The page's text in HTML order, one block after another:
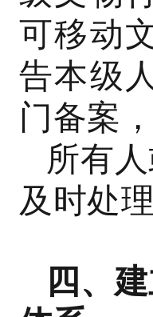
可移动
告本级
门备案
所有
及时处理
四、